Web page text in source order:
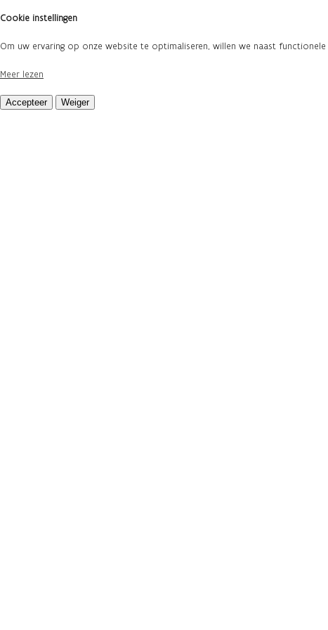
Cookie instellingen
Om uw ervaring op onze website te optimaliseren, willen we naast
Meer lezen
Accepteer Weiger